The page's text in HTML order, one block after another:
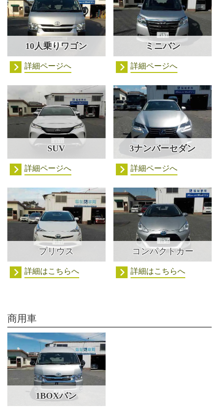
10人乗りワゴン
詳細ページへ
ミニバン
詳細ページへ
SUV
詳細ページへ
3ナンバーセダン
詳細ページへ
プリウス
詳細はこちらへ
コンパクトカー
詳細はこちらへ
商用車
1BOXバン